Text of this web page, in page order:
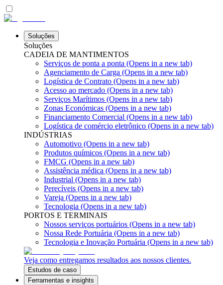
Soluções
Soluções
CADEIA DE MANTIMENTOS
Serviços de ponta a ponta (Opens in a new tab)
Agenciamento de Carga (Opens in a new tab)
Logística de Contrato (Opens in a new tab)
Acesso ao mercado (Opens in a new tab)
Serviços Marítimos (Opens in a new tab)
Zonas Económicas (Opens in a new tab)
Financiamento Comercial (Opens in a new tab)
Logística de comércio eletrônico (Opens in a new tab)
INDÚSTRIAS
Automotivo (Opens in a new tab)
Produtos químicos (Opens in a new tab)
FMCG (Opens in a new tab)
Assistência médica (Opens in a new tab)
Industrial (Opens in a new tab)
Perecíveis (Opens in a new tab)
Vareja (Opens in a new tab)
Tecnologia (Opens in a new tab)
PORTOS E TERMINAIS
Nossos serviços portuários (Opens in a new tab)
Nossa Rede Portuária (Opens in a new tab)
Tecnologia e Inovação Portuária (Opens in a new tab)
Veja como entregamos resultados aos nossos clientes.
Estudos de caso
Ferramentas e insights